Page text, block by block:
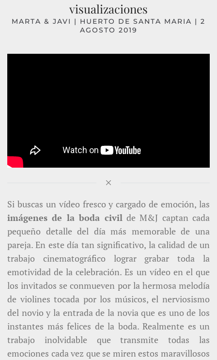
visualizaciones
MARTA & JAVI | HUERTO DE SANTA MARIA | 2
AGOSTO 2019
Si buscas un vídeo fresco y cargado de emoción, las
imágenes de la boda civil de M&J captan cada
pequeño detalle del día más memorable de una
pareja. En este día tan significativo, la calidad de un
trabajo cinematográfico lograr grabar toda la
emotividad de la celebración. Es un vídeo en el que
los invitados se conmueven por la hermosa melodía
de violines tocada por los músicos, el nerviosismo
del novio y la entrada de la novia que es uno de los
instantes más felices de la boda. Realmente es un
trabajo inolvidable que transmite todas las
emociones cada vez que se miren estos maravillosos